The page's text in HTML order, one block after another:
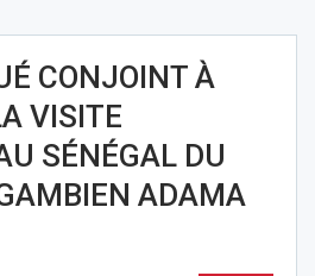
CONJOINT À
VISITE
SÉNÉGAL DU
ADAMA